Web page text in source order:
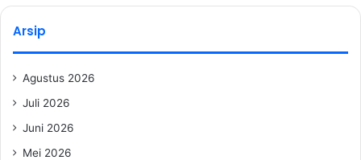
Arsip
Agustus 2026
Juli 2026
Juni 2026
Mei 2026